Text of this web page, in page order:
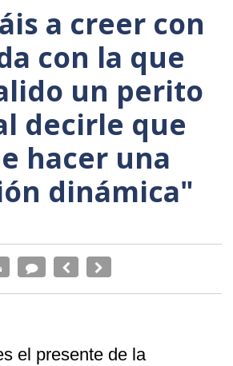
a creer con
con la que
un perito
decirle que
hacer una
dinámica"
el presente de la